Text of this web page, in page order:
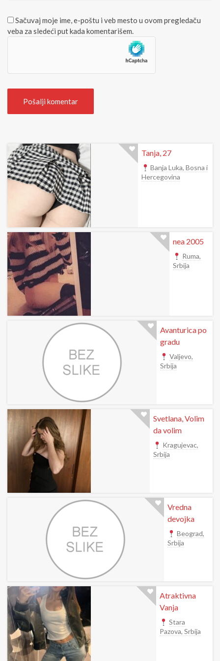
i
t
Sačuvaj moje ime, e-poštu i veb mesto u ovom pregledaču
veba za sledeći put kada komentarišem.
Tanja, 27
Banja Luka, Bosna i
Hercegovina
nea 2005
Ruma,
Srbija
Avanturica po
gradu
Valjevo,
Srbija
Svetlana, Volim
da volim
Kragujevac,
Srbija
Vredna
devojka
Beograd,
Srbija
Atraktivna
Vanja
Stara
Pazova, Srbija